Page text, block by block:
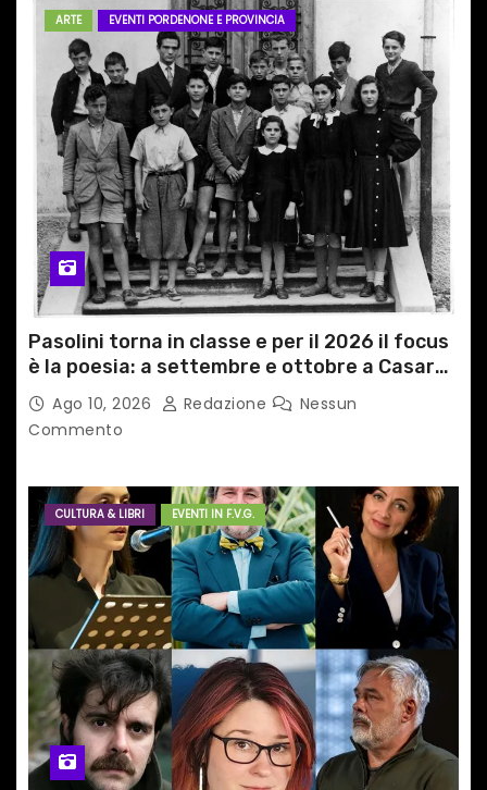
ARTE EVENTI PORDENONE E PROVINCIA
Pasolini torna in classe e per il 2026 il focus
è la poesia: a settembre e ottobre a Casarsa
(Pn) l’originale percorso per docenti delle
scuole medie e superiori
Ago 10, 2026 Redazione
Nessun
Commento
CULTURA & LIBRI EVENTI IN F.V.G.